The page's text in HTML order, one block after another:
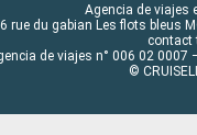
Agencia de viajes
rue du gabian Les flots bleus
contact
de viajes n° 006 02 0007
©